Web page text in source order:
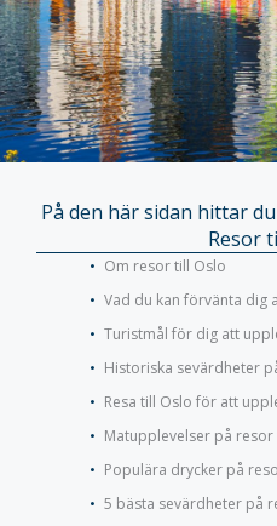
På den här sidan hittar
Resor
Om resor till Oslo
Vad du kan förvänta dig
Turistmål för dig att
Historiska sevärdheter
Resa till Oslo för att
Matupplevelser på resor
Populära drycker på
5 bästa sevärdheter på